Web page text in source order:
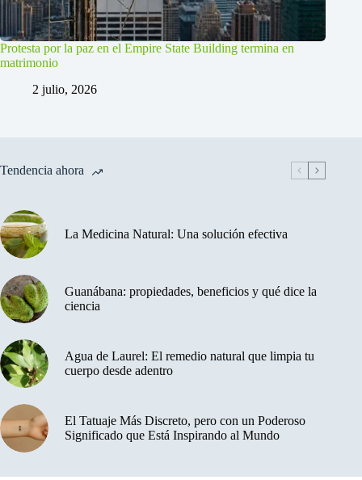
Protesta por la paz en el Empire State Building termina en
matrimonio
2 julio, 2026
Tendencia ahora
La Medicina Natural: Una solución efectiva
Guanábana: propiedades, beneficios y qué dice la
ciencia
Agua de Laurel: El remedio natural que limpia tu
cuerpo desde adentro
El Tatuaje Más Discreto, pero con un Poderoso
Significado que Está Inspirando al Mundo